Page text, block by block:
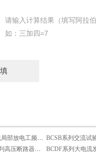
请输入计算结果（填写阿拉
如：三加四=7
BCJFB型无局部放电工频试验变压器 BCSB系列交流试
BCGKJ-系列高压断路器断口耐压试验机 BCDF系列大电流